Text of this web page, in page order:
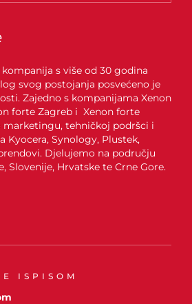
s više od 30 godina
svog postojanja posvećeno je
Zajedno s kompanijama Xenon
forte Zagreb i Xenon forte
marketingu, tehničkoj podršci i
Kyocera, Synology, Plustek,
Djelujemo na području
Slovenije, Hrvatske te Crne Gore.
ISPISOM